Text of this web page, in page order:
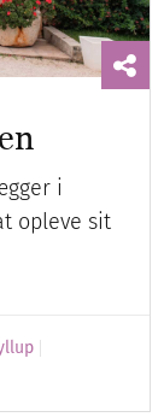
i
opleve sit